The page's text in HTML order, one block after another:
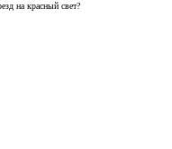
на красный свет?